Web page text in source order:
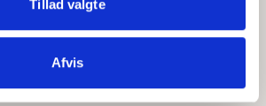
Tillad valgte
Afvis